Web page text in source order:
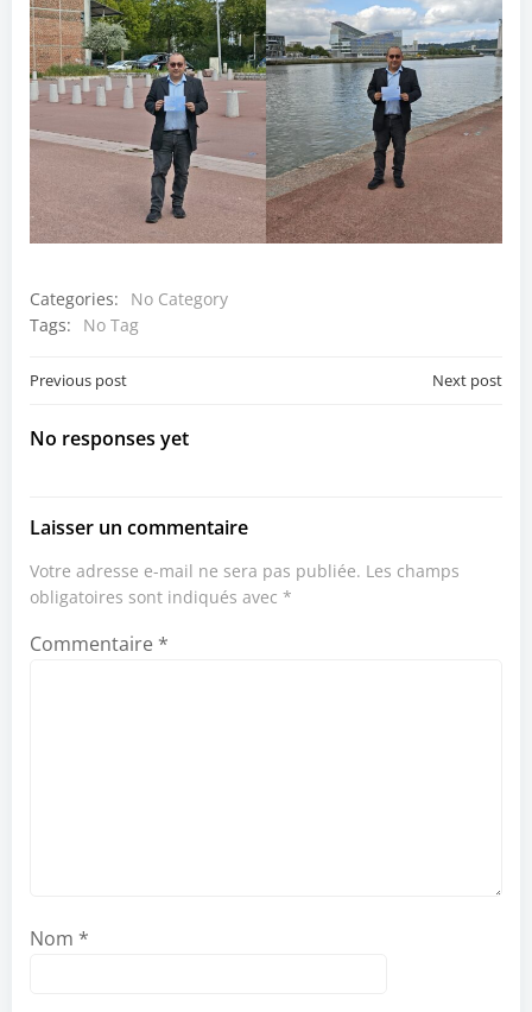
Categories:
No Category
Tags:
No Tag
Post
navigation
Previous post Next post
No responses yet
Laisser un commentaire
Votre adresse e-mail ne sera pas publiée. Les champs
obligatoires sont indiqués avec *
Commentaire *
Nom *